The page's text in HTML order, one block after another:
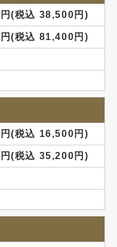
(税込 38,500円)
(税込 81,400円)
(税込 16,500円)
(税込 35,200円)